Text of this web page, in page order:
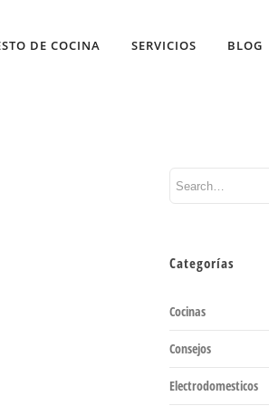
DE COCINA SERVICIOS BLOG
Categorías
Cocinas
Consejos
Electrodomesticos